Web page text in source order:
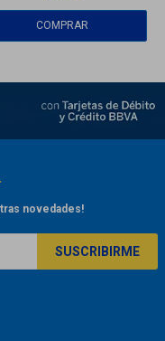
novedades!
SUSCRIBIRME